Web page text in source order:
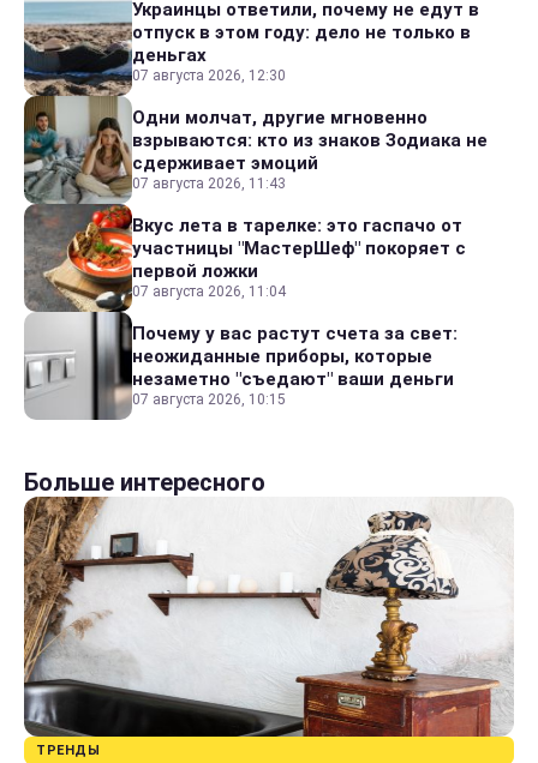
Украинцы ответили, почему не едут в
отпуск в этом году: дело не только в
деньгах
07 августа 2026, 12:30
Одни молчат, другие мгновенно
взрываются: кто из знаков Зодиака не
сдерживает эмоций
07 августа 2026, 11:43
Вкус лета в тарелке: это гаспачо от
участницы "МастерШеф" покоряет с
первой ложки
07 августа 2026, 11:04
Почему у вас растут счета за свет:
неожиданные приборы, которые
незаметно "съедают" ваши деньги
07 августа 2026, 10:15
Больше интересного
ТРЕНДЫ